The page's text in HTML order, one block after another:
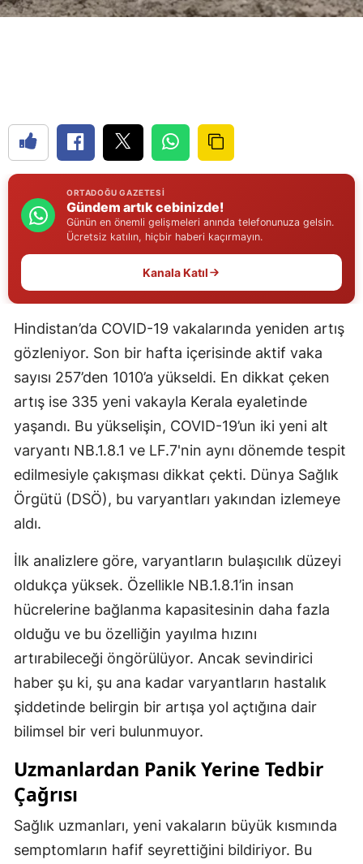
Çorum
Elazığ
Erzincan
Erzurum
Eskişehir
Gaziantep
Giresun
Hakkari
Hatay
Isparta
Mersin
İstanbul
Kastamonu
Kayseri
Kırklareli
Kırşehir
Kocaeli
Konya
Malatya
ORTADOĞU GAZETESI
Gündem artık cebinizde!
Günün en önemli gelişmeleri anında telefonunuza gelsin.
Ücretsiz katılın, hiçbir haberi kaçırmayın.
Kanala Katıl
Hindistan’da COVID-19 vakalarında yeniden artış
gözleniyor. Son bir hafta içerisinde aktif vaka
sayısı 257’den 1010’a yükseldi. En dikkat çeken
artış ise 335 yeni vakayla Kerala eyaletinde
yaşandı. Bu yükselişin, COVID-19’un iki yeni alt
varyantı NB.1.8.1 ve LF.7'nin aynı dönemde tespit
edilmesiyle çakışması dikkat çekti. Dünya Sağlık
Örgütü (DSÖ), bu varyantları yakından izlemeye
aldı.
İlk analizlere göre, varyantların bulaşıcılık düzeyi
oldukça yüksek. Özellikle NB.1.8.1’in insan
hücrelerine bağlanma kapasitesinin daha fazla
olduğu ve bu özelliğin yayılma hızını
artırabileceği öngörülüyor. Ancak sevindirici
haber şu ki, şu ana kadar varyantların hastalık
şiddetinde belirgin bir artışa yol açtığına dair
bilimsel bir veri bulunmuyor.
Uzmanlardan Panik Yerine Tedbir
Çağrısı
Sağlık uzmanları, yeni vakaların büyük kısmında
semptomların hafif seyrettiğini bildiriyor. Bu